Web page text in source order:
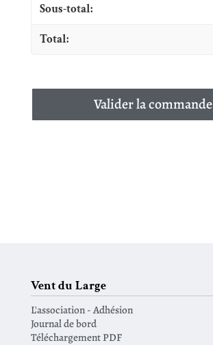
Valider la commande
Vent du Large
L'association - Adhésion
Journal de bord
Téléchargement PDF